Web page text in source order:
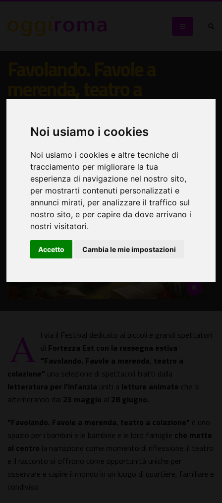
Noi usiamo i cookies
Noi usiamo i cookies e altre tecniche di
tracciamento per migliorare la tua
esperienza di navigazione nel nostro sito,
per mostrarti contenuti personalizzati e
annunci mirati, per analizzare il traffico sul
nostro sito, e per capire da dove arrivano i
nostri visitatori.
Accetto Cambia le mie impostazioni
colazione
Rassegna di teatro e libri per bambine e bambini
A l via il Festival dedicato ai piccoli e grandi spettatori
di Fortezza Est con la rassegna estiva
"Favolando. Favole a merenda, teatro a
colazione" una selezione di spettacoli tratti dalla
letteratura per l'infanzia uniti a letture animate che si
alterneranno dal 23 maggio al 28 giugno.
"Favolando. Favole a merenda, teatro a colazione" è uno
spazio per i bambini e le bambine e le loro famiglie che mette
al centro la narrazione come momento di riflessione: il teatro
e il racconto si offrono come opportunità uniche per
osservare e capire il mondo in un luogo di quartiere, familiare e
condiviso